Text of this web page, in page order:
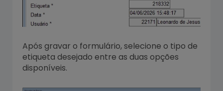
Após gravar o formulário, selecione o tipo de
etiqueta desejado entre as duas opções
disponíveis.